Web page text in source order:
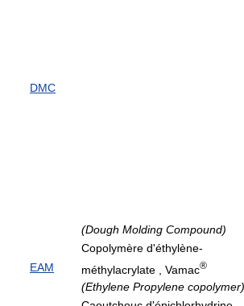
DMC
(Dough Molding Compound)
EAM
Copolymère d'éthylène-
méthylacrylate , Vamac®
(Ethylene Propylene copolymer)